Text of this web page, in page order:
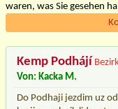
waren, was Sie gesehen
Kemp Podhájí
Von: Kacka M.
Do Podhaji jezdim uz